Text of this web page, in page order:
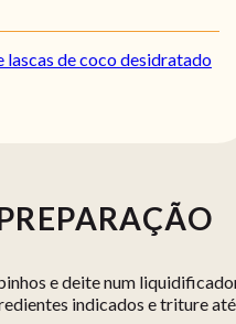
lascas de coco desidratado
e deite num
indicados e triture até